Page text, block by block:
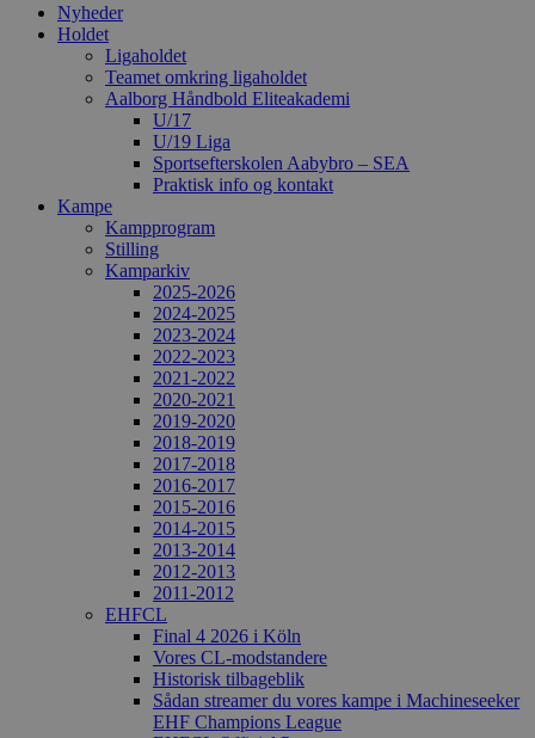
Nyheder
Holdet
Ligaholdet
Teamet omkring ligaholdet
Aalborg Håndbold Eliteakademi
U/17
U/19 Liga
Sportsefterskolen Aabybro – SEA
Praktisk info og kontakt
Kampe
Kampprogram
Stilling
Kamparkiv
2025-2026
2024-2025
2023-2024
2022-2023
2021-2022
2020-2021
2019-2020
2018-2019
2017-2018
2016-2017
2015-2016
2014-2015
2013-2014
2012-2013
2011-2012
EHFCL
Final 4 2026 i Köln
Vores CL-modstandere
Historisk tilbageblik
Sådan streamer du vores kampe i Machineseeker
EHF Champions League